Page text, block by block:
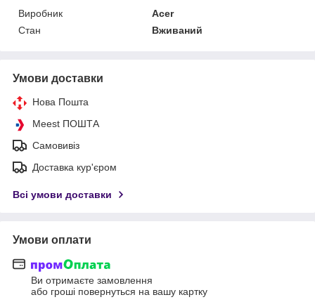
Виробник
Acer
Стан
Вживаний
Умови доставки
Нова Пошта
Meest ПОШТА
Самовивіз
Доставка кур'єром
Всі умови доставки
Умови оплати
Ви отримаєте замовлення
або гроші повернуться на вашу картку